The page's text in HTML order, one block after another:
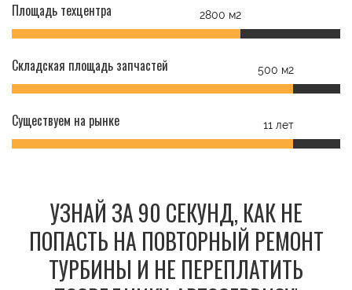
Площадь техцентра 2800 м2
Складская площадь запчастей 500 м2
Существуем на рынке 11 лет
УЗНАЙ ЗА 90 СЕКУНД, КАК НЕ
ПОПАСТЬ НА ПОВТОРНЫЙ РЕМОНТ
ТУРБИНЫ И НЕ ПЕРЕПЛАТИТЬ